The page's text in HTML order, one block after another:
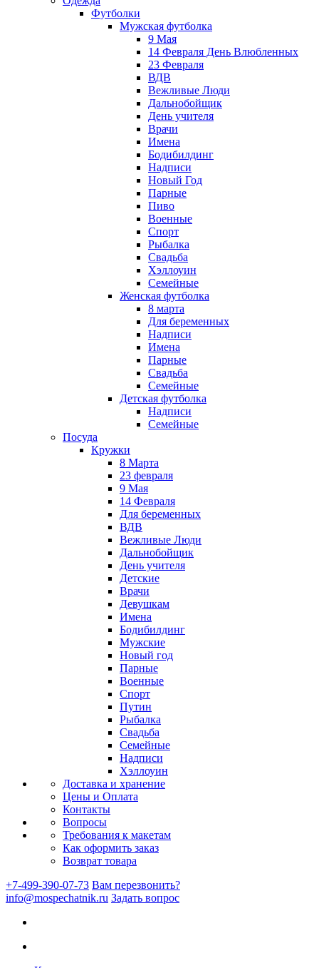
Футболки
Мужская футболка
9 Мая
14 Февраля День Влюбленных
23 Февраля
ВДВ
Вежливые Люди
Дальнобойщик
День учителя
Врачи
Имена
Бодибилдинг
Надписи
Новый Год
Парные
Пиво
Военные
Спорт
Рыбалка
Свадьба
Хэллоуин
Семейные
Женская футболка
8 марта
Для беременных
Надписи
Имена
Парные
Свадьба
Семейные
Детская футболка
Надписи
Семейные
Посуда
Кружки
8 Марта
23 февраля
9 Мая
14 Февраля
Для беременных
ВДВ
Вежливые Люди
Дальнобойщик
День учителя
Детские
Врачи
Девушкам
Имена
Бодибилдинг
Мужские
Новый год
Парные
Военные
Спорт
Путин
Рыбалка
Свадьба
Семейные
Надписи
Хэллоуин
Доставка и хранение
Цены и Оплата
Контакты
Вопросы
Требования к макетам
Как оформить заказ
Возврат товара
+7-499-390-07-73 Вам перезвонить?
info@mospechatnik.ru Задать вопрос